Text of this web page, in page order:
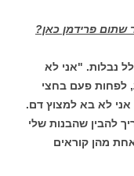
שתום פרידמן כאן?
נבלות. "אני לא
לפחות פעם בחצי
אני לא בא למצוץ דם.
להבין שהבנות שלי
מהן קוראים